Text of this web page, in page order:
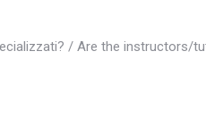
/ Are the instructors/